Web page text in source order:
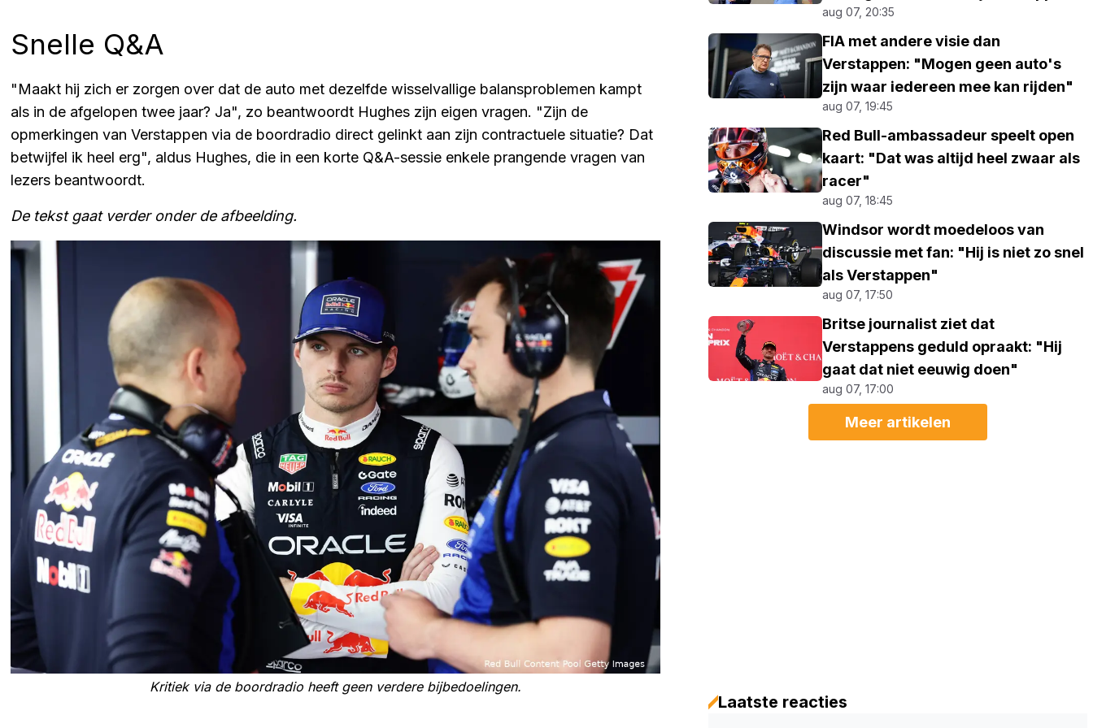
Snelle Q&A
"Maakt hij zich er zorgen over dat de auto met dezelfde wisselvallige balansproblemen kampt
als in de afgelopen twee jaar? Ja", zo beantwoordt Hughes zijn eigen vragen. "Zijn de
opmerkingen van Verstappen via de boordradio direct gelinkt aan zijn contractuele situatie? Dat
betwijfel ik heel erg", aldus Hughes, die in een korte Q&A-sessie enkele prangende vragen van
lezers beantwoordt.
De tekst gaat verder onder de afbeelding.
Kritiek via de boordradio heeft geen verdere bijbedoelingen.
aug 07, 20:35
FIA met andere visie dan
Verstappen: "Mogen geen auto's
zijn waar iedereen mee kan rijden"
aug 07, 19:45
Red Bull-ambassadeur speelt open
kaart: "Dat was altijd heel zwaar als
racer"
aug 07, 18:45
Windsor wordt moedeloos van
discussie met fan: "Hij is niet zo snel
als Verstappen"
aug 07, 17:50
Britse journalist ziet dat
Verstappens geduld opraakt: "Hij
gaat dat niet eeuwig doen"
aug 07, 17:00
Meer artikelen
Laatste reacties